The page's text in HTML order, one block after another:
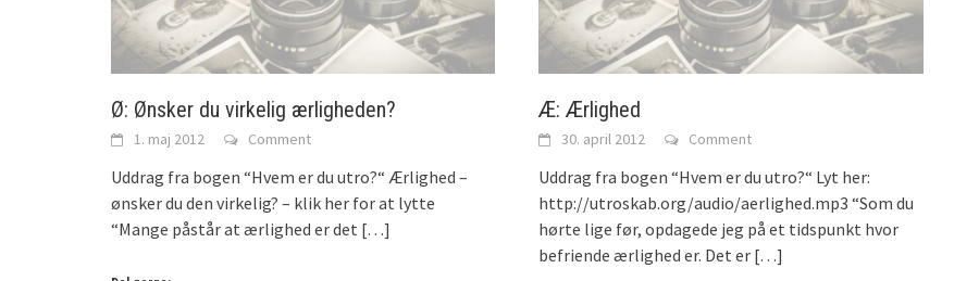
Ø: Ønsker du virkelig ærligheden?
1. maj 2012 Comment
Uddrag fra bogen “Hvem er du utro?“ Ærlighed –
ønsker du den virkelig? – klik her for at lytte
“Mange påstår at ærlighed er det […]
Æ: Ærlighed
30. april 2012 Comment
Uddrag fra bogen “Hvem er du utro?“ Lyt her:
http://utroskab.org/audio/aerlighed.mp3 “Som du
hørte lige før, opdagede jeg på et tidspunkt hvor
befriende ærlighed er. Det er […]